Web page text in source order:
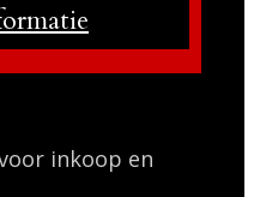
inkoop en